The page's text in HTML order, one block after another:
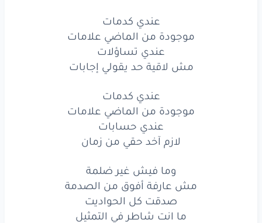
عندي كدمات
موجودةمن الماضيعلامات
عنديتساؤلات
لاقيةحديقولي
عنديكدمات
موجودةمن الماضيعلامات
عنديحسابات
لازمآخدحقيمن زمان
عندي كدمات
موجودة من الماضي علامات
عندي تساؤلات
مش لاقية حد يقولي إجابات
عندي كدمات
موجودة من الماضي علامات
عندي حسابات
لازم آخد حقي من زمان
وما فيش غير ضلمة
مش عارفة أفوق من الصدمة
صدقت كل الحواديت
ما انت شاطر في التمثيل